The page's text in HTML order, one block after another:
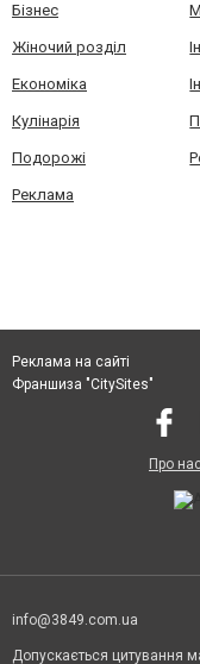
Бізнес
Жіночий розділ
Економіка
Кулінарія
Подорожі
Реклама
Реклама на сайті
Франшиза "CitySites"
Про
info@3849.com.ua
Допускається цитування